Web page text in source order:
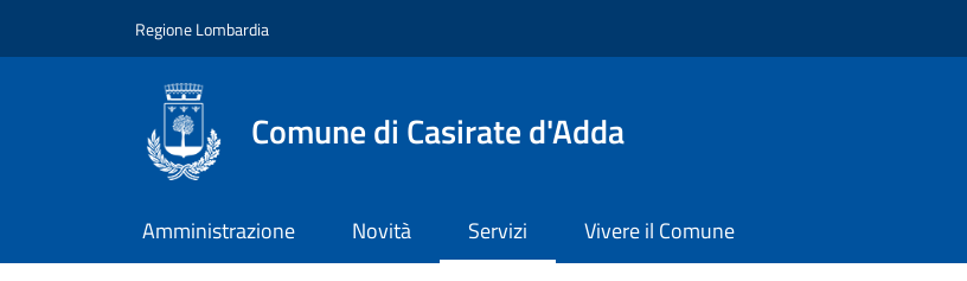
Regione Lombardia
Comune di Casirate d'Adda
Amministrazione Novità Servizi Vivere il Comune